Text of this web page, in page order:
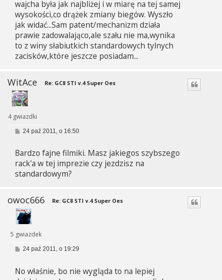
wajcha była jak najbliżej i w miarę na tej samej
wysokości,co drążek zmiany biegów. Wyszło
jak widać...Sam patent/mechanizm działa
prawie zadowalająco,ale szału nie ma,wynika
to z winy słabiutkich standardowych tylnych
zacisków,które jeszcze posiadam...
WitAce
4 gwiazdki
Re: GC8 STI v.4 Super Oes
P
t
24 paź 2011, o 16:50
Bardzo fajne filmiki. Masz jakiegos szybszego
rack'a w tej imprezie czy jezdzisz na
standardowym?
owoc666
5 gwiazdek
Re: GC8 STI v.4 Super Oes
P
t
24 paź 2011, o 19:29
No właśnie, bo nie wygląda to na lepiej